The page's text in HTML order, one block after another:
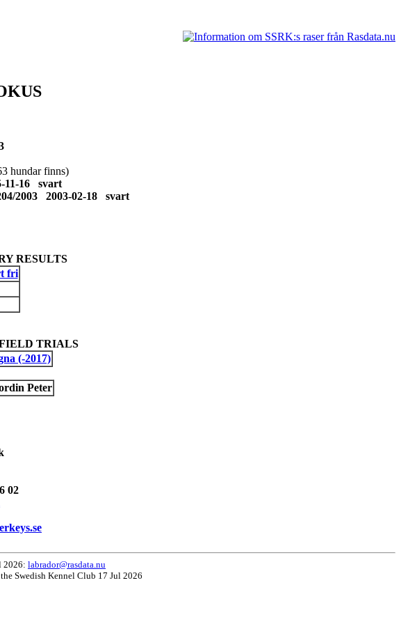
hundar finns)
11-16 svart
2003 2003-02-18 svart
RESULTS
fri
TRIALS
(-2017)
Peter
02
2026: labrador@rasdata.nu
Swedish Kennel Club 17 Jul 2026